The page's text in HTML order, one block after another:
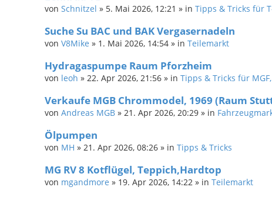
von Schnitzel » 5. Mai 2026, 12:21 » in Tipps & Tricks für
Suche Su BAC und BAK Vergasernadeln
von V8Mike » 1. Mai 2026, 14:54 » in Teilemarkt
Hydragaspumpe Raum Pforzheim
von leoh » 22. Apr 2026, 21:56 » in Tipps & Tricks für
Verkaufe MGB Chrommodel, 1969 (Raum
von Andreas MGB » 21. Apr 2026, 20:29 » in
Ölpumpen
von MH » 21. Apr 2026, 08:26 » in Tipps & Tricks
MG RV 8 Kotflügel, Teppich,Hardtop
von mgandmore » 19. Apr 2026, 14:22 » in Teilemarkt